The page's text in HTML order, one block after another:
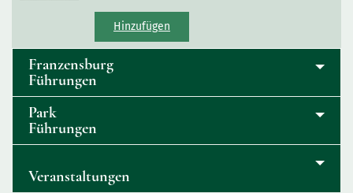
Hinzufügen
Franzensburg
Führungen
Park
Führungen
Veranstaltungen